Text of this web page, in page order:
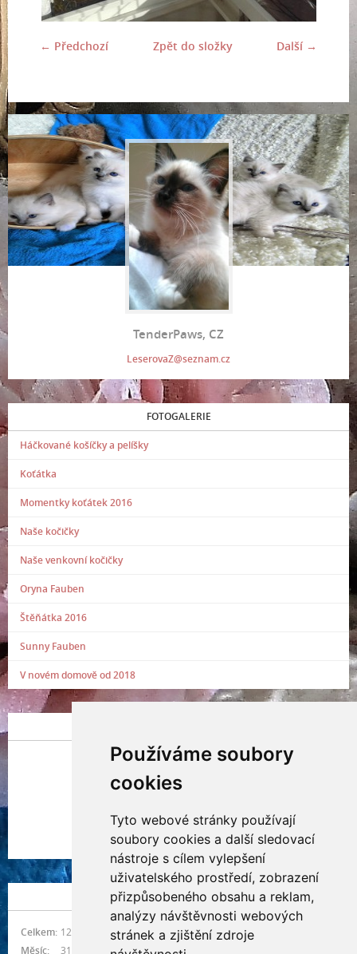
Používáme soubory
cookies
Tyto webové stránky používají
soubory cookies a další sledovací
nástroje s cílem vylepšení
uživatelského prostředí, zobrazení
přizpůsobeného obsahu a reklam,
analýzy návštěvnosti webových
stránek a zjištění zdroje
← Předchozí Další →
Zpět do složky
TenderPaws, CZ
LeserovaZ@seznam.cz
FOTOGALERIE
Háčkované košíčky a pelíšky
Koťátka
Momentky koťátek 2016
Naše kočičky
Naše venkovní kočičky
Oryna Fauben
Štěňátka 2016
Sunny Fauben
V novém domově od 2018
Indianna Ryve
Nostra, CZ
NÁVŠTĚVNOST
Celkem: 1215812
Měsíc:
31389